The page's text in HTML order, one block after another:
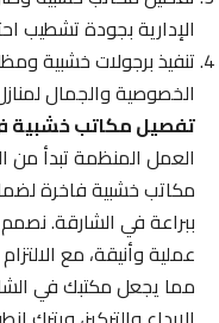
الإدارية بجودة تشطيب
تنفيذ برجولات خشبية
الخصوصية والجمال لمنازل
تفصيل مكاتب خشبية في
العمل المنظمة تبدأ من
مكاتب خشبية فاخرة
ببراعة في الشارقة. نصمم
عملية وأنيقة، مع الالتزام
مما يجعل مكتبك في